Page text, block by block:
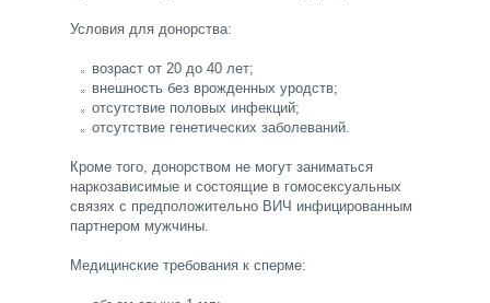
Условия для донорства:
возраст от 20 до 40 лет;
внешность без врожденных уродств;
отсутствие половых инфекций;
отсутствие генетических заболеваний.
Кроме того, донорством не могут заниматься
наркозависимые и состоящие в гомосексуальных
связях с предположительно ВИЧ инфицированным
партнером мужчины.
Медицинские требования к сперме: